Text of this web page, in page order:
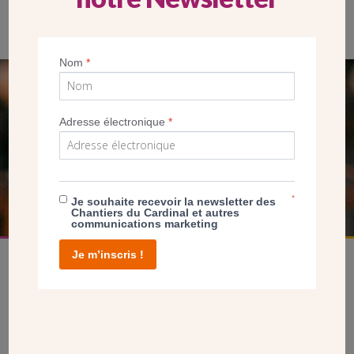
SEUL VOTRE DON
NOUS PERMET D’AGIR
FAIRE UN DON
Nom*
Adresse électronique*
Je souhaite recevoir la newsletter des
Chantiers du Cardinal et autres
communications marketing
*
Je m’inscris !